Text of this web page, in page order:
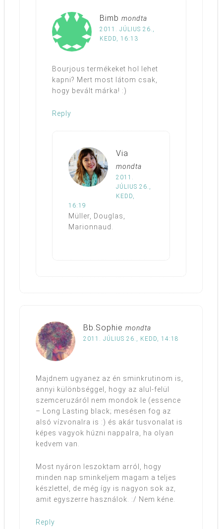
Bimb mondta
2011. JÚLIUS 26.,
KEDD, 16:13
Bourjous termékeket hol lehet
kapni? Mert most látom csak,
hogy bevált márka! :)
Reply
Via
mondta
2011.
JÚLIUS 26.,
KEDD,
16:19
Müller, Douglas,
Marionnaud.
Bb.Sophie mondta
2011. JÚLIUS 26., KEDD, 14:18
Majdnem ugyanez az én sminkrutinom is,
annyi különbséggel, hogy az alul-felül
szemceruzáról nem mondok le (essence
– Long Lasting black; mesésen fog az
alsó vízvonalra is :) és akár tusvonalat is
képes vagyok húzni nappalra, ha olyan
kedvem van.
Most nyáron leszoktam arról, hogy
minden nap sminkeljem magam a teljes
készlettel, de még így is nagyon sok az,
amit egyszerre használok. :/ Nem kéne.
Reply